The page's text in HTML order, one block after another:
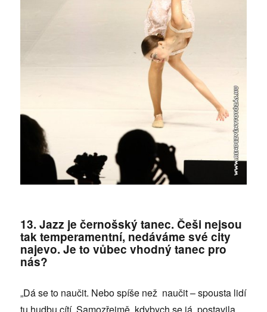
13. Jazz je černošský tanec. Češi nejsou
tak temperamentní, nedáváme své city
najevo. Je to vůbec vhodný tanec pro
nás?
„Dá se to naučit. Nebo spíše než naučit – spousta lidí
tu hudbu cítí. Samozřejmě, kdybych se já postavila